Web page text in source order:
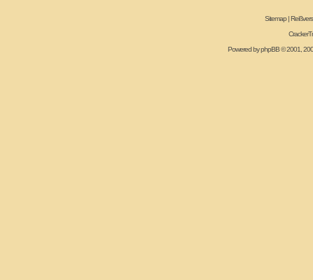
Sitemap|
Powered byphpBB© 2001,